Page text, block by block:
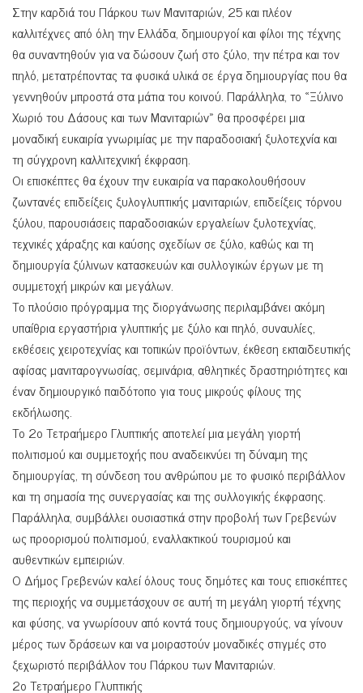
Στην καρδιά του Πάρκου των Μανιταριών, 25 και πλέον
καλλιτέχνες από όλη την Ελλάδα, δημιουργοί και φίλοι της τέχνης
θα συναντηθούν για να δώσουν ζωή στο ξύλο, την πέτρα και τον
πηλό, μετατρέποντας τα φυσικά υλικά σε έργα δημιουργίας που θα
γεννηθούν μπροστά στα μάτια του κοινού. Παράλληλα, το «Ξύλινο
Χωριό του Δάσους και των Μανιταριών» θα προσφέρει μια
μοναδική ευκαιρία γνωριμίας με την παραδοσιακή ξυλοτεχνία και
τη σύγχρονη καλλιτεχνική έκφραση.
Οι επισκέπτες θα έχουν την ευκαιρία να παρακολουθήσουν
ζωντανές επιδείξεις ξυλογλυπτικής μανιταριών, επιδείξεις τόρνου
ξύλου, παρουσιάσεις παραδοσιακών εργαλείων ξυλοτεχνίας,
τεχνικές χάραξης και καύσης σχεδίων σε ξύλο, καθώς και τη
δημιουργία ξύλινων κατασκευών και συλλογικών έργων με τη
συμμετοχή μικρών και μεγάλων.
Το πλούσιο πρόγραμμα της διοργάνωσης περιλαμβάνει ακόμη
υπαίθρια εργαστήρια γλυπτικής με ξύλο και πηλό, συναυλίες,
εκθέσεις χειροτεχνίας και τοπικών προϊόντων, έκθεση εκπαιδευτικής
αφίσας μανιταρογνωσίας, σεμινάρια, αθλητικές δραστηριότητες και
έναν δημιουργικό παιδότοπο για τους μικρούς φίλους της
εκδήλωσης.
Το 2ο Τετραήμερο Γλυπτικής αποτελεί μια μεγάλη γιορτή
πολιτισμού και συμμετοχής που αναδεικνύει τη δύναμη της
δημιουργίας, τη σύνδεση του ανθρώπου με το φυσικό περιβάλλον
και τη σημασία της συνεργασίας και της συλλογικής έκφρασης.
Παράλληλα, συμβάλλει ουσιαστικά στην προβολή των Γρεβενών
ως προορισμού πολιτισμού, εναλλακτικού τουρισμού και
αυθεντικών εμπειριών.
Ο Δήμος Γρεβενών καλεί όλους τους δημότες και τους επισκέπτες
της περιοχής να συμμετάσχουν σε αυτή τη μεγάλη γιορτή τέχνης
και φύσης, να γνωρίσουν από κοντά τους δημιουργούς, να γίνουν
μέρος των δράσεων και να μοιραστούν μοναδικές στιγμές στο
ξεχωριστό περιβάλλον του Πάρκου των Μανιταριών.
2ο Τετραήμερο Γλυπτικής